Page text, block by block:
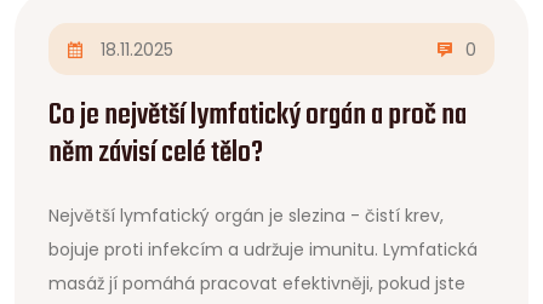
18.11.2025 0
Co je největší lymfatický orgán a proč na
něm závisí celé tělo?
Největší lymfatický orgán je slezina - čistí krev,
bojuje proti infekcím a udržuje imunitu. Lymfatická
masáž jí pomáhá pracovat efektivněji, pokud jste